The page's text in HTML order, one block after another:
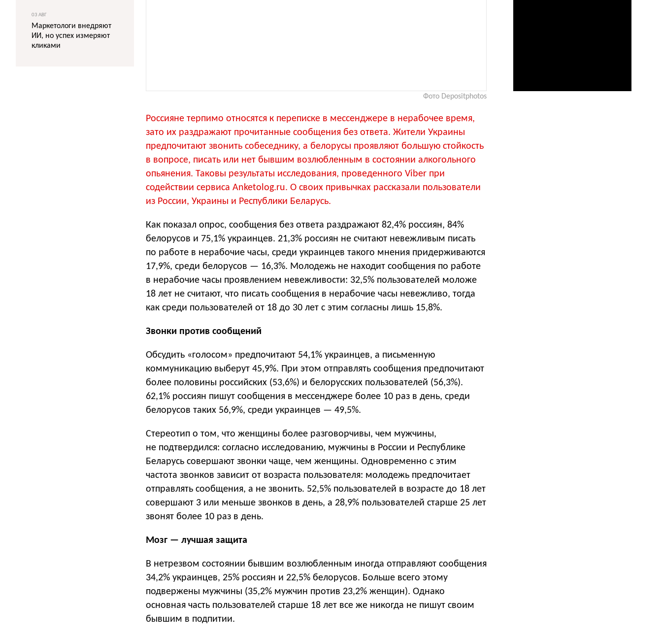
Фото Depositphotos
Россияне терпимо относятся к переписке в мессенджере в нерабочее время,
зато их раздражают прочитанные сообщения без ответа. Жители Украины
предпочитают звонить собеседнику, а белорусы проявляют большую стойкость
в вопросе, писать или нет бывшим возлюбленным в состоянии алкогольного
опьянения. Таковы результаты исследования, проведенного Viber при
содействии сервиса Anketolog.ru. О своих привычках рассказали пользователи
из России, Украины и Республики Беларусь.
Как показал опрос, сообщения без ответа раздражают 82,4% россиян, 84%
белорусов и 75,1% украинцев. 21,3% россиян не считают невежливым писать
по работе в нерабочие часы, среди украинцев такого мнения придерживаются
17,9%, среди белорусов — 16,3%. Молодежь не находит сообщения по работе
в нерабочие часы проявлением невежливости: 32,5% пользователей моложе
18 лет не считают, что писать сообщения в нерабочие часы невежливо, тогда
как среди пользователей от 18 до 30 лет с этим согласны лишь 15,8%.
Звонки против сообщений
Обсудить «голосом» предпочитают 54,1% украинцев, а письменную
коммуникацию выберут 45,9%. При этом отправлять сообщения предпочитают
более половины российских (53,6%) и белорусских пользователей (56,3%).
62,1% россиян пишут сообщения в мессенджере более 10 раз в день, среди
белорусов таких 56,9%, среди украинцев — 49,5%.
Стереотип о том, что женщины более разговорчивы, чем мужчины,
не подтвердился: согласно исследованию, мужчины в России и Республике
Беларусь совершают звонки чаще, чем женщины. Одновременно с этим
частота звонков зависит от возраста пользователя: молодежь предпочитает
отправлять сообщения, а не звонить. 52,5% пользователей в возрасте до 18 лет
совершают 3 или меньше звонков в день, а 28,9% пользователей старше 25 лет
звонят более 10 раз в день.
Мозг — лучшая защита
В нетрезвом состоянии бывшим возлюбленным иногда отправляют сообщения
34,2% украинцев, 25% россиян и 22,5% белорусов. Больше всего этому
подвержены мужчины (35,2% мужчин против 23,2% женщин). Однако
основная часть пользователей старше 18 лет все же никогда не пишут своим
бывшим в подпитии.
03 АВГ
Маркетологи внедряют
ИИ, но успех измеряют
кликами